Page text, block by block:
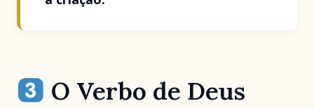
O Verbo de Deus